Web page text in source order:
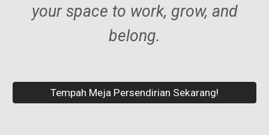
your space to work, grow, and
belong.
Tempah Meja Persendirian Sekarang!